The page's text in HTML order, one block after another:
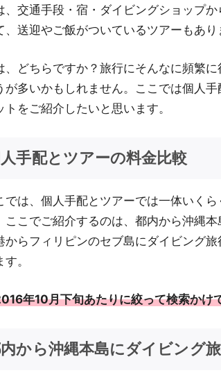
、交通手段・宿・ダイビングショップ
、送迎やご飯がついているツアーもあり
、どちらですか？旅行にそんなに頻繁
が多いかもしれません。ここでは個人
トをご紹介したいと思います。
手配とツアーの料金比較
では、個人手配とツアーでは一体いく
ここでご紹介するのは、都内から沖縄
からフィリピンのセブ島にダイビング
。
年10月下旬あたりに絞って検索かけ
から沖縄本島にダイビング